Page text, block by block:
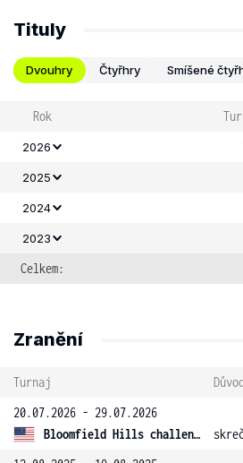
Tituly
Dvouhry Čtyřhry Smíšené
Rok
2026
2025
2024
2023
Celkem:
Zranění
Turnaj
20.07.2026 - 29.07.2026
Bloomfield Hills challenger